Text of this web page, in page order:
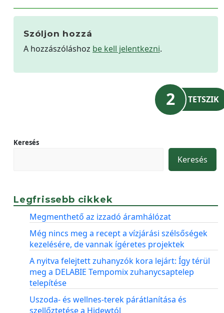
Szóljon hozzá
A hozzászóláshoz be kell jelentkezni.
2 TETSZIK
Keresés
Keresés
Legfrissebb cikkek
Megmenthető az izzadó áramhálózat
Még nincs meg a recept a vízjárási szélsőségek
kezelésére, de vannak ígéretes projektek
A nyitva felejtett zuhanyzók kora lejárt: Így térül
meg a DELABIE Tempomix zuhanycsaptelep
telepítése
Uszoda- és wellnes-terek párátlanítása és
szellőztetése a Hidewtól